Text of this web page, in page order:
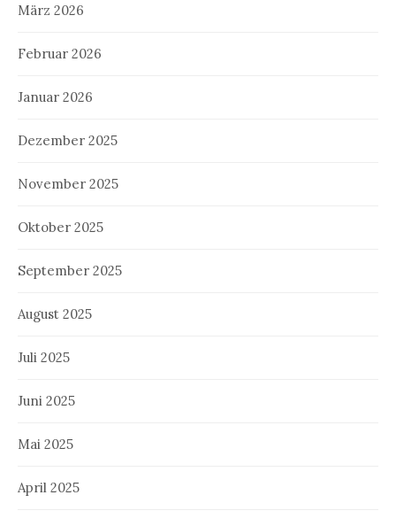
März 2026
Februar 2026
Januar 2026
Dezember 2025
November 2025
Oktober 2025
September 2025
August 2025
Juli 2025
Juni 2025
Mai 2025
April 2025